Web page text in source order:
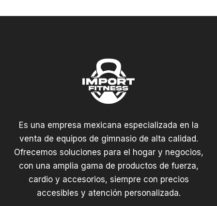
Es una empresa mexicana especializada en la
venta de equipos de gimnasio de alta calidad.
Ofrecemos soluciones para el hogar y negocios,
con una amplia gama de productos de fuerza,
cardio y accesorios, siempre con precios
accesibles y atención personalizada.